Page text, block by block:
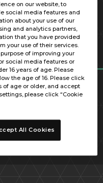
指定なし
on our website, to
social media features and
about your use of our
and analytics partners,
that you have provided
your use of their services.
of improving your
social media features or
16 years of age. Please
the age of 16. Please click
of age or older, and accept
please click “Cookie
All Cookies